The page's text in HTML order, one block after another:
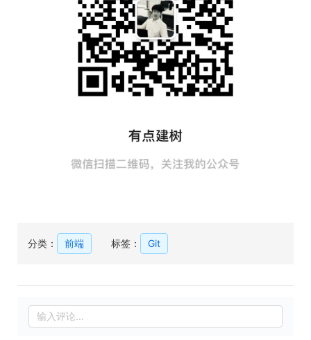
分类： 前端 标签： Git